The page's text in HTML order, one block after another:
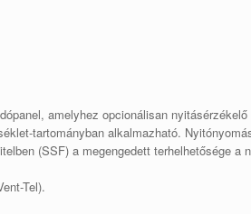
amelyhez opcionálisan
tartományban alkalmazható.
(SSF) a megengedett terhelhetősége a
Tel).